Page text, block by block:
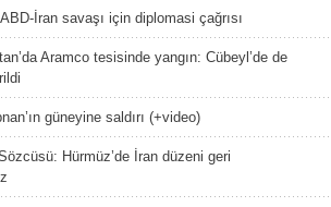
İran savaşı için diplomasi çağrısı
Aramco tesisinde yangın: Cübeyl’de de
güneyine saldırı (+video)
Hürmüz’de İran düzeni geri